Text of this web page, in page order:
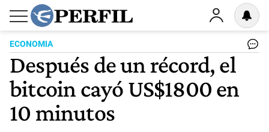
ECONOMIA
Después de un récord, el
bitcoin cayó US$1800 en
10 minutos